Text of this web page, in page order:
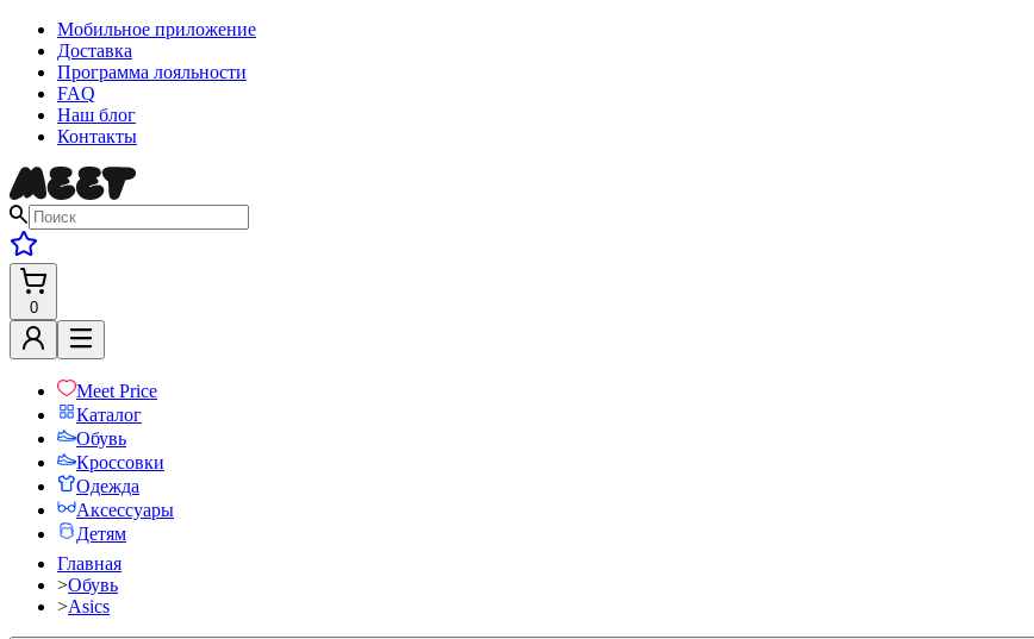
Мобильное приложение
Доставка
Программа лояльности
FAQ
Наш блог
Контакты
0
Meet Price
Каталог
Обувь
Кроссовки
Одежда
Аксессуары
Детям
Главная
>Обувь
>Asics